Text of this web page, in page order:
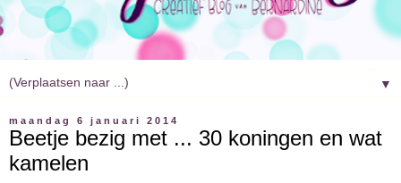
▼
maandag 6 januari 2014
Beetje bezig met ... 30 koningen en wat
kamelen